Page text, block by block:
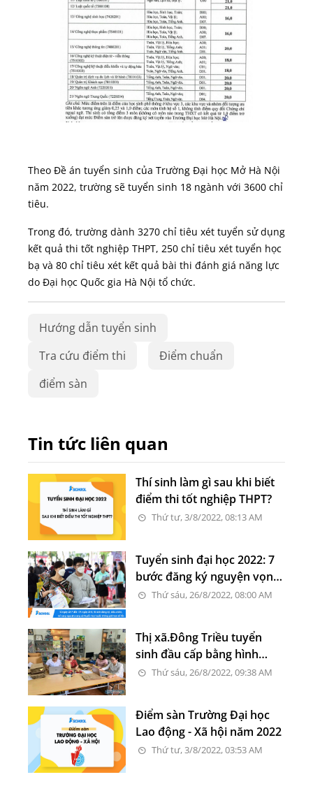
Theo Đề án tuyển sinh của Trường Đại học Mở Hà Nội
năm 2022, trường sẽ tuyển sinh 18 ngành với 3600 chỉ
tiêu.
Trong đó, trường dành 3270 chỉ tiêu xét tuyển sử dụng
kết quả thi tốt nghiệp THPT, 250 chỉ tiêu xét tuyển học
bạ và 80 chỉ tiêu xét kết quả bài thi đánh giá năng lực
do Đại học Quốc gia Hà Nội tổ chức.
Hướng dẫn tuyển sinh
Tra cứu điểm thi
Điểm chuẩn
điểm sàn
Tin tức liên quan
Thí sinh làm gì sau khi biết
điểm thi tốt nghiệp THPT?
Thứ tư, 3/8/2022, 08:13 AM
Tuyển sinh đại học 2022: 7
bước đăng ký nguyện vọng
trực tuyến cụ thể thế nào?
Thứ sáu, 26/8/2022, 08:00 AM
Thị xã.Đông Triều tuyển
sinh đầu cấp bằng hình
thức online, thúc đẩy
Thứ sáu, 26/8/2022, 09:38 AM
Điểm sàn Trường Đại học
Lao động - Xã hội năm 2022
Thứ tư, 3/8/2022, 03:53 AM